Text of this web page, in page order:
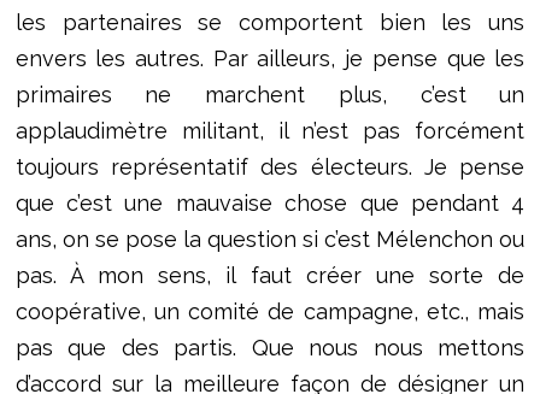
les partenaires se comportent bien les uns
envers les autres. Par ailleurs, je pense que les
primaires ne marchent plus, c’est un
applaudimètre militant, il n’est pas forcément
toujours représentatif des électeurs. Je pense
que c’est une mauvaise chose que pendant 4
ans, on se pose la question si c’est Mélenchon ou
pas. À mon sens, il faut créer une sorte de
coopérative, un comité de campagne, etc., mais
pas que des partis. Que nous nous mettons
d’accord sur la meilleure façon de désigner un